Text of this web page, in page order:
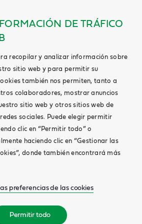
DE TRÁFICO
recopilar y analizar información sobre
sitio web y para permitir su
también nos permiten, tanto a
colaboradores, mostrar anuncios
sitio web y otros sitios web de
sociales. Puede elegir permitir
clic en “Permitir todo” o
haciendo clic en “Gestionar las
donde también encontrará más
preferencias de las cookies
Permitir todo